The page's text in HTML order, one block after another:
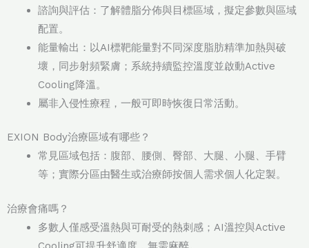
諮詢與評估：了解體脂分佈與目標區域，擬定參數與區域
配置。
能量輸出：以AI標靶能量對不同深度脂肪精準加熱與破
壞，同步射頻緊膚；系統持續監控溫度並啟動Active
Cooling降溫。
屬非入侵性療程，一般可即時恢復日常活動。
EXION Body治療區域有哪些？
常見區域包括：腹部、腰側、臀部、大腿、小腿、手臂
等；實際分區由醫生或治療師按個人需求個人化定製。
治療會痛嗎？
多數人僅感受溫熱與可耐受的熱刺感；AI溫控與Active